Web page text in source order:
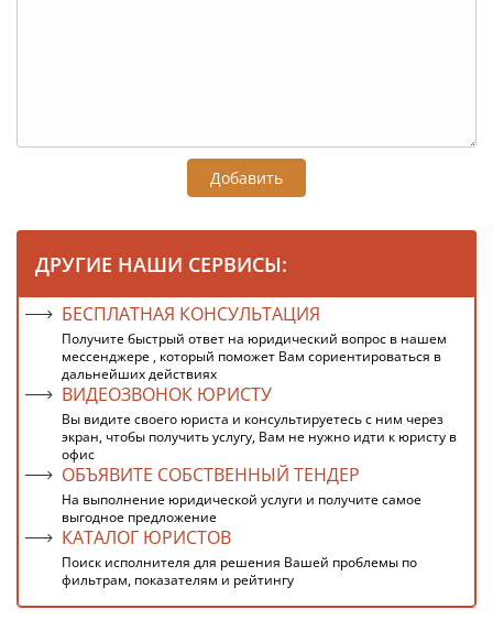
Добавить
ДРУГИЕ НАШИ СЕРВИСЫ:
БЕСПЛАТНАЯ КОНСУЛЬТАЦИЯ
Получите быстрый ответ на юридический вопрос в нашем
мессенджере , который поможет Вам сориентироваться в
дальнейших действиях
ВИДЕОЗВОНОК ЮРИСТУ
Вы видите своего юриста и консультируетесь с ним через
экран, чтобы получить услугу, Вам не нужно идти к юристу в
офис
ОБЪЯВИТЕ СОБСТВЕННЫЙ ТЕНДЕР
На выполнение юридической услуги и получите самое
выгодное предложение
КАТАЛОГ ЮРИСТОВ
Поиск исполнителя для решения Вашей проблемы по
фильтрам, показателям и рейтингу